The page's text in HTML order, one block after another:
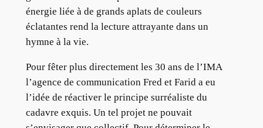
énergie liée à de grands aplats de couleurs
éclatantes rend la lecture attrayante dans un
hymne à la vie.
Pour fêter plus directement les 30 ans de l’IMA
l’agence de communication Fred et Farid a eu
l’idée de réactiver le principe surréaliste du
cadavre exquis. Un tel projet ne pouvait